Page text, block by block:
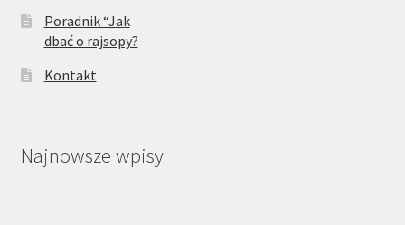
Poradnik “Jak
dbać o rajsopy?
Kontakt
Najnowsze wpisy